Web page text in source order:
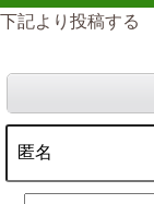
下記より投稿する